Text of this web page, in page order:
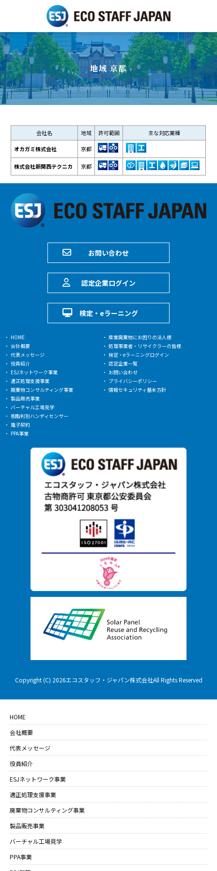
地域 京都
会社名 地域 許可範囲 主な対応業種
オカガミ株式会社 京都
株式会社新関西テクニカ 京都
お問い合わせ
認定企業ログイン
検定・eラーニング
HOME
会社概要
代表メッセージ
役員紹介
ESJネットワーク事業
適正処理支援事業
廃棄物コンサルティング事業
製品販売事業
バーチャル工場見学
樹脂判別ハンディセンサー
電子契約
PPA事業
産業廃棄物にお困りの法人様
処理事業者・リサイクラーの皆様
検定・eラーニングログイン
認定企業一覧
お問い合わせ
プライバシーポリシー
情報セキュリティ基本方針
Copyright (C) 2026エコスタッフ・ジャパン株式会社All Rights Reserved
HOME
会社概要
代表メッセージ
役員紹介
ESJネットワーク事業
適正処理支援事業
廃棄物コンサルティング事業
製品販売事業
バーチャル工場見学
PPA事業